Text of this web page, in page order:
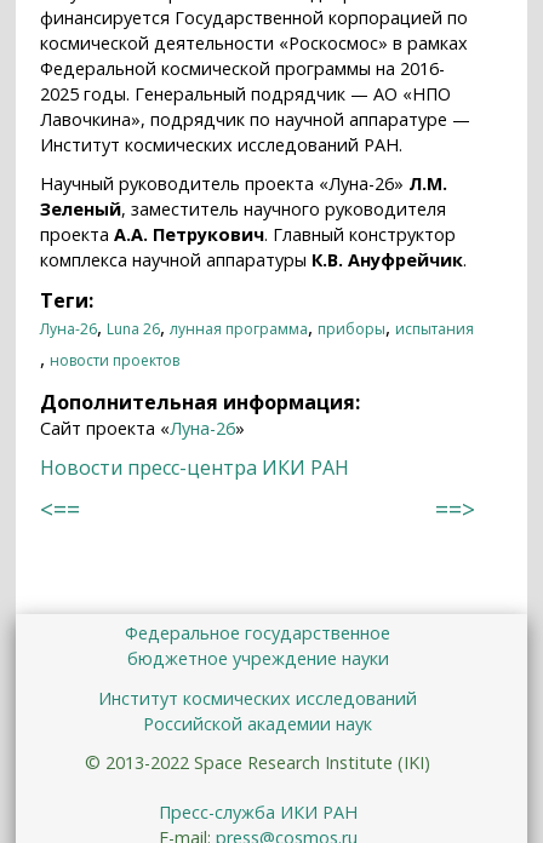
финансируется Государственной корпорацией по
космической деятельности «Роскосмос» в рамках
Федеральной космической программы на 2016-
2025 годы. Генеральный подрядчик — АО «НПО
Лавочкина», подрядчик по научной аппаратуре —
Институт космических исследований РАН.
Научный руководитель проекта «Луна-26» Л.М.
Зеленый, заместитель научного руководителя
проектаА.А. Петрукович. Главный конструктор
комплекса научной аппаратуры К.В. Ануфрейчик.
Теги:
Луна-26, Luna 26,лунная программа, приборы, испытания
, новости проектов
Дополнительная информация:
Сайт проекта «Луна-26»
Новости пресс-центра ИКИ РАН
<== ==>
Федеральное государственное
бюджетное учреждение науки
Институт космических исследований
Российской академии наук
© 2013-2022 Space Research Institute (IKI)
Пресс-служба ИКИ РАН
E-mail: press@cosmos.ru